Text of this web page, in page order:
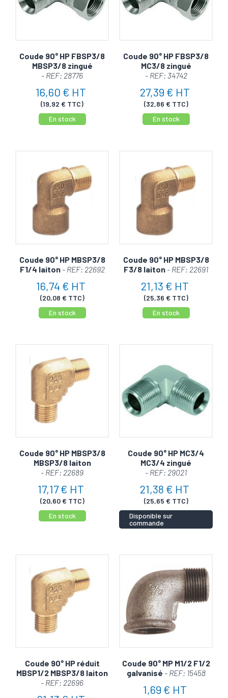
Coude 90° HP FBSP3/8
MBSP3/8 zingué
- REF: 28776
16,60 € HT
(19,92 € TTC)
En stock
Coude 90° HP FBSP3/8
MC3/8 zingué
- REF: 34742
27,39 € HT
(32,86 € TTC)
En stock
Coude 90° HP MBSP3/8
F1/4 laiton - REF: 22692
16,74 € HT
(20,08 € TTC)
En stock
Coude 90° HP MBSP3/8
F3/8 laiton - REF: 22691
21,13 € HT
(25,36 € TTC)
En stock
Coude 90° HP MBSP3/8
MBSP3/8 laiton
- REF: 22689
17,17 € HT
(20,60 € TTC)
En stock
Coude 90° HP MC3/4
MC3/4 zingué
- REF: 29021
21,38 € HT
(25,65 € TTC)
Disponible sur
commande
Coude 90° HP réduit
MBSP1/2 MBSP3/8 laiton
- REF: 22696
Coude 90° MP M1/2 F1/2
galvanisé - REF: 15458
1,69 € HT